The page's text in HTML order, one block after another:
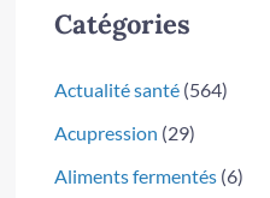
Catégories
Actualité santé (564)
Acupression (29)
Aliments fermentés (6)